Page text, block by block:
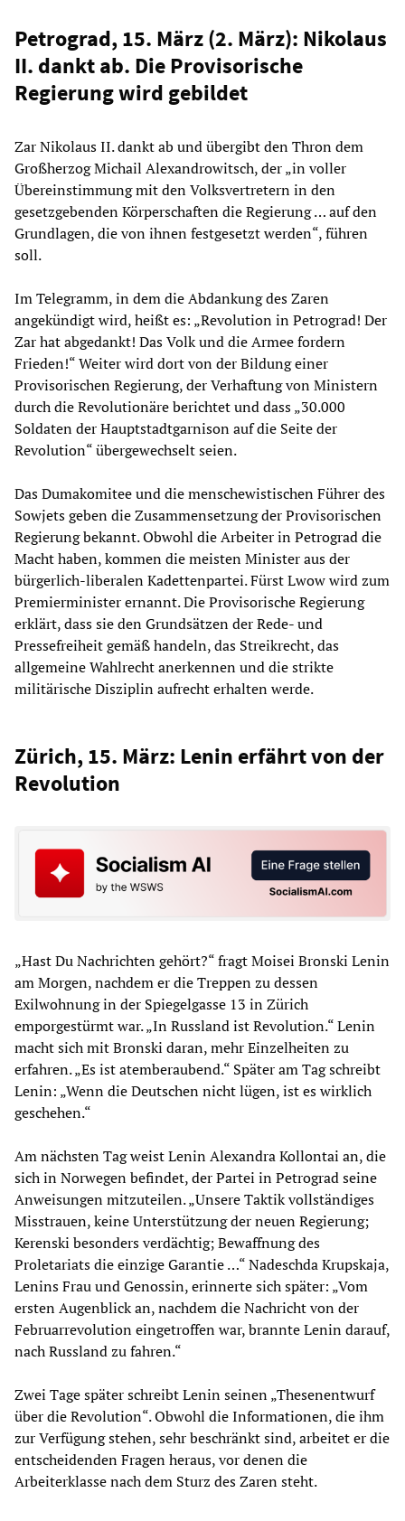
Petrograd, 15. März (2. März): Nikolaus
II. dankt ab. Die Provisorische
Regierung wird gebildet
Zar Nikolaus II. dankt ab und übergibt den Thron dem
Großherzog Michail Alexandrowitsch, der „in voller
Übereinstimmung mit den Volksvertretern in den
gesetzgebenden Körperschaften die Regierung … auf den
Grundlagen, die von ihnen festgesetzt werden“, führen
soll.
Im Telegramm, in dem die Abdankung des Zaren
angekündigt wird, heißt es: „Revolution in Petrograd! Der
Zar hat abgedankt! Das Volk und die Armee fordern
Frieden!“ Weiter wird dort von der Bildung einer
Provisorischen Regierung, der Verhaftung von Ministern
durch die Revolutionäre berichtet und dass „30.000
Soldaten der Hauptstadtgarnison auf die Seite der
Revolution“ übergewechselt seien.
Das Dumakomitee und die menschewistischen Führer des
Sowjets geben die Zusammensetzung der Provisorischen
Regierung bekannt. Obwohl die Arbeiter in Petrograd die
Macht haben, kommen die meisten Minister aus der
bürgerlich-liberalen Kadettenpartei. Fürst Lwow wird zum
Premierminister ernannt. Die Provisorische Regierung
erklärt, dass sie den Grundsätzen der Rede- und
Pressefreiheit gemäß handeln, das Streikrecht, das
allgemeine Wahlrecht anerkennen und die strikte
militärische Disziplin aufrecht erhalten werde.
Zürich, 15. März: Lenin erfährt von der
Revolution
„Hast Du Nachrichten gehört?“ fragt Moisei Bronski Lenin
am Morgen, nachdem er die Treppen zu dessen
Exilwohnung in der Spiegelgasse 13 in Zürich
emporgestürmt war. „In Russland ist Revolution.“ Lenin
macht sich mit Bronski daran, mehr Einzelheiten zu
erfahren. „Es ist atemberaubend.“ Später am Tag schreibt
Lenin: „Wenn die Deutschen nicht lügen, ist es wirklich
geschehen.“
Am nächsten Tag weist Lenin Alexandra Kollontai an, die
sich in Norwegen befindet, der Partei in Petrograd seine
Anweisungen mitzuteilen. „Unsere Taktik vollständiges
Misstrauen, keine Unterstützung der neuen Regierung;
Kerenski besonders verdächtig; Bewaffnung des
Proletariats die einzige Garantie …“ Nadeschda Krupskaja,
Lenins Frau und Genossin, erinnerte sich später: „Vom
ersten Augenblick an, nachdem die Nachricht von der
Februarrevolution eingetroffen war, brannte Lenin darauf,
nach Russland zu fahren.“
Zwei Tage später schreibt Lenin seinen „Thesenentwurf
über die Revolution“. Obwohl die Informationen, die ihm
zur Verfügung stehen, sehr beschränkt sind, arbeitet er die
entscheidenden Fragen heraus, vor denen die
Arbeiterklasse nach dem Sturz des Zaren steht.